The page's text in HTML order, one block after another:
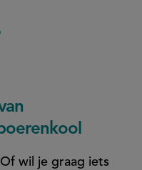
wil je graag iets